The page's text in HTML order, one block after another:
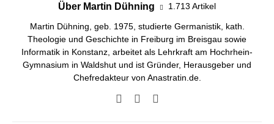
Über Martin Dühning 1.713 Artikel
Martin Dühning, geb. 1975, studierte Germanistik, kath.
Theologie und Geschichte in Freiburg im Breisgau sowie
Informatik in Konstanz, arbeitet als Lehrkraft am Hochrhein-
Gymnasium in Waldshut und ist Gründer, Herausgeber und
Chefredakteur von Anastratin.de.